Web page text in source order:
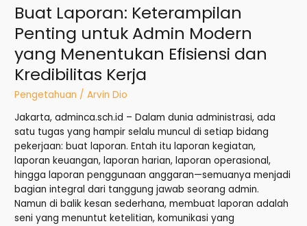
Buat Laporan: Keterampilan
Penting untuk Admin Modern
yang Menentukan Efisiensi dan
Kredibilitas Kerja
Pengetahuan /Arvin Dio
Jakarta, adminca.sch.id – Dalam dunia administrasi, ada
satu tugas yang hampir selalu muncul di setiap bidang
pekerjaan: buat laporan. Entah itu laporan kegiatan,
laporan keuangan, laporan harian, laporan operasional,
hingga laporan penggunaan anggaran—semuanya menjadi
bagian integral dari tanggung jawab seorang admin.
Namun di balik kesan sederhana, membuat laporan adalah
seni yang menuntut ketelitian, komunikasi yang